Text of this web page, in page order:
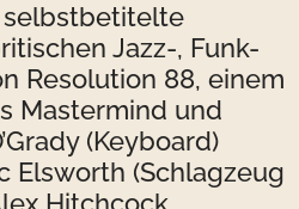
selbstbetitelte
Jazz-, Funk-
Resolution 88, einem
Mastermind und
(Keyboard)
Elsworth (Schlagzeug